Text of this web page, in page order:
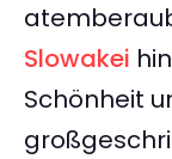
Slowakei
Schönheit